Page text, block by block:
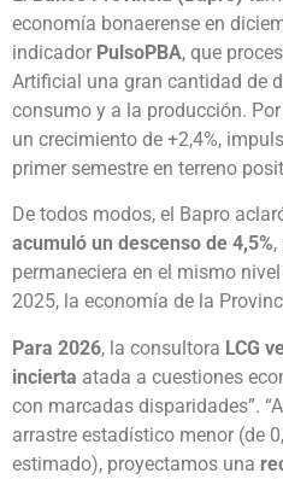
economía bonaerense en
indicador PulsoPBA, que
Artificial una gran cantidad de
consumo y a la producción.
un crecimiento de +2,4%,
primer semestre en terreno
De todos modos, el Bapro
acumuló un descenso de 4,5%
permaneciera en el mismo
2025, la economía de la
Para 2026, la consultora LCG
incierta atada a cuestiones
con marcadas disparidades”.
arrastre estadístico menor (de
estimado), proyectamos una